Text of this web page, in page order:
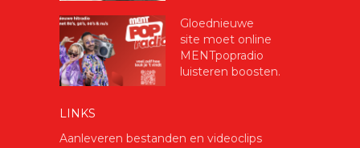
Gloednieuwe
site moet online
MENTpopradio
luisteren boosten.
LINKS
Aanleveren bestanden en videoclips